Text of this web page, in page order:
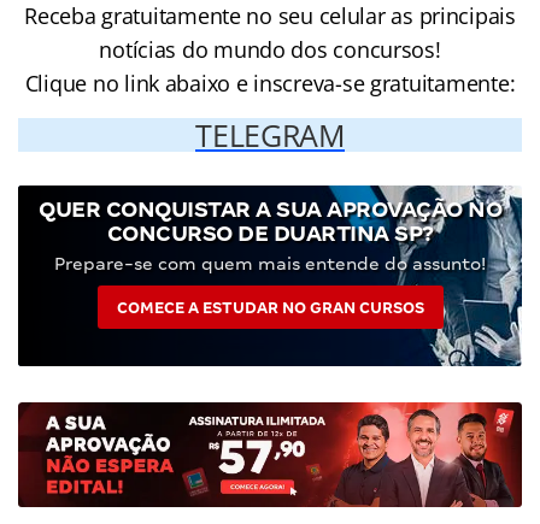
Receba gratuitamente no seu celular as principais
notícias do mundo dos concursos!
Clique no link abaixo e inscreva-se gratuitamente:
TELEGRAM
QUER CONQUISTAR A SUA APROVAÇÃO NO
CONCURSO DE DUARTINA SP?
Prepare-se com quem mais entende do assunto!
COMECE A ESTUDAR NO GRAN CURSOS